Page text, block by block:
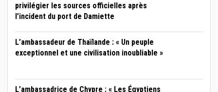
privilégier les sources officielles après
l’incident du port de Damiette
L’ambassadeur de Thaïlande : « Un peuple
exceptionnel et une civilisation inoubliable »
L’ambassadrice de Chypre : « Les Égyptiens